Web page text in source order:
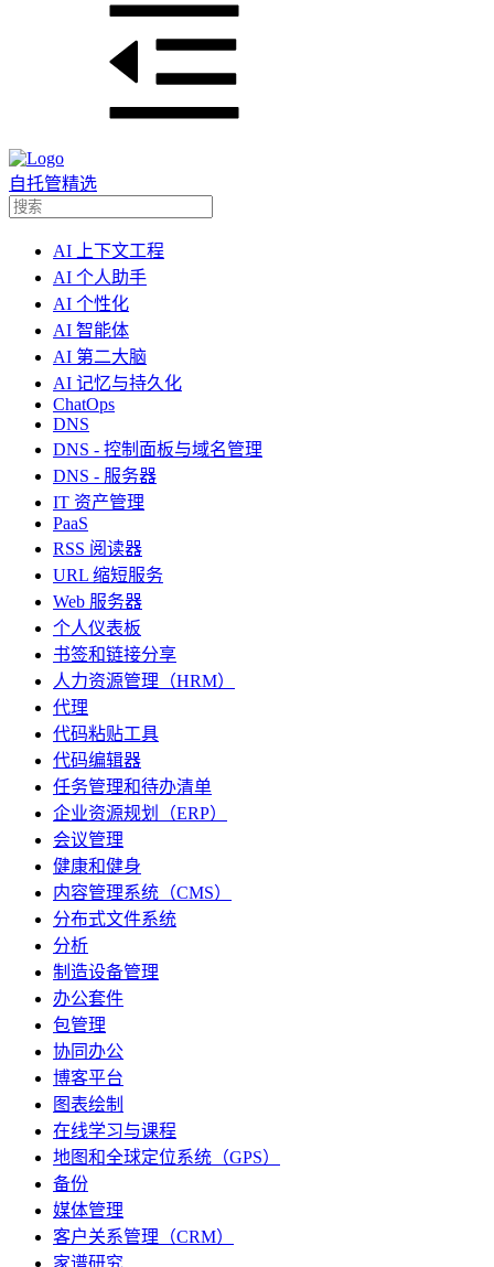
自托管精选
AI 上下文工程
AI 个人助手
AI 个性化
AI 智能体
AI 第二大脑
AI 记忆与持久化
ChatOps
DNS
DNS - 控制面板与域名管理
DNS - 服务器
IT 资产管理
PaaS
RSS 阅读器
URL 缩短服务
Web 服务器
个人仪表板
书签和链接分享
人力资源管理（HRM）
代理
代码粘贴工具
代码编辑器
任务管理和待办清单
企业资源规划（ERP）
会议管理
健康和健身
内容管理系统（CMS）
分布式文件系统
分析
制造设备管理
办公套件
包管理
协同办公
博客平台
图表绘制
在线学习与课程
地图和全球定位系统（GPS）
备份
媒体管理
客户关系管理（CRM）
家谱研究